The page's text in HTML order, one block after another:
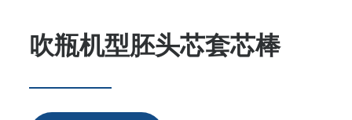
吹瓶机型胚头芯套芯棒